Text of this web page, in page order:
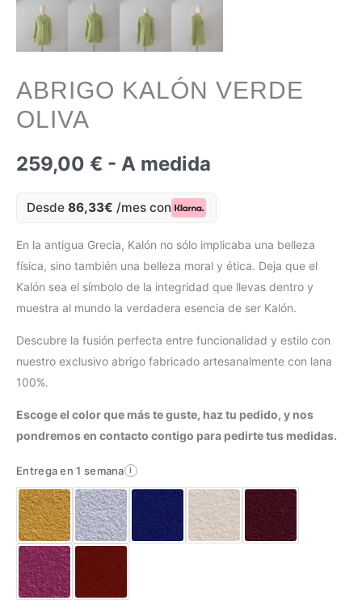
ABRIGO KALÓN VERDE
OLIVA
259,00 € - A medida
Desde 86,33€ /mes con
En la antigua Grecia, Kalón no sólo implicaba una belleza
física, sino también una belleza moral y ética. Deja que el
Kalón sea el símbolo de la integridad que llevas dentro y
muestra al mundo la verdadera esencia de ser Kalón.
Descubre la fusión perfecta entre funcionalidad y estilo con
nuestro exclusivo abrigo fabricado artesanalmente con lana
100%.
Escoge el color que más te guste, haz tu pedido, y nos
pondremos en contacto contigo para pedirte tus medidas.
Entrega en 1 semana i